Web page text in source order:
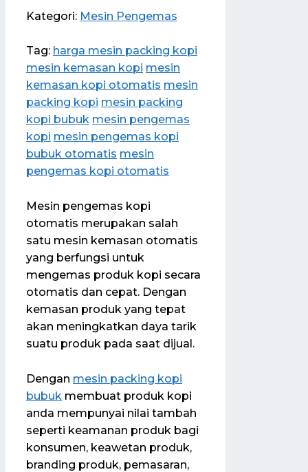
Kategori: Mesin Pengemas
Tag: harga mesin packing kopi
mesin kemasan kopi mesin
kemasan kopi otomatis mesin
packing kopi mesin packing
kopi bubuk mesin pengemas
kopi mesin pengemas kopi
bubuk otomatis mesin
pengemas kopi otomatis
Mesin pengemas kopi
otomatis merupakan salah
satu mesin kemasan otomatis
yang berfungsi untuk
mengemas produk kopi secara
otomatis dan cepat. Dengan
kemasan produk yang tepat
akan meningkatkan daya tarik
suatu produk pada saat dijual.
Dengan mesin packing kopi
bubuk membuat produk kopi
anda mempunyai nilai tambah
seperti keamanan produk bagi
konsumen, keawetan produk,
branding produk, pemasaran,